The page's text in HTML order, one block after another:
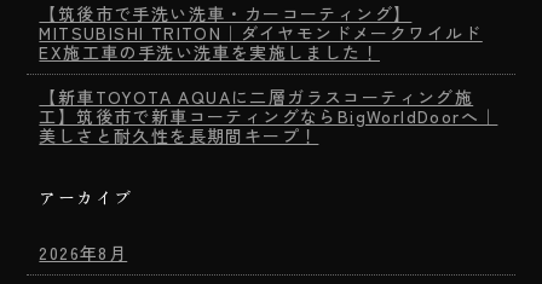
【筑後市で手洗い洗車・カーコーティング】
MITSUBISHI TRITON｜ダイヤモンドメークワイルド
EX施工車の手洗い洗車を実施しました！
【新車TOYOTA AQUAに二層ガラスコーティング施
工】筑後市で新車コーティングならBigWorldDoorへ｜
美しさと耐久性を長期間キープ！
アーカイブ
2026年8月